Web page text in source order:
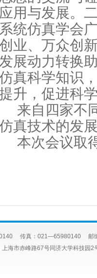
应用与发展。
系统仿真学会
业、万众创
发展动力转换
真科学知识
升，促进科
来自四家不
真技术的发
本次会议取
传真：021—65980140 邮
上海市赤峰路67号同济大学科技